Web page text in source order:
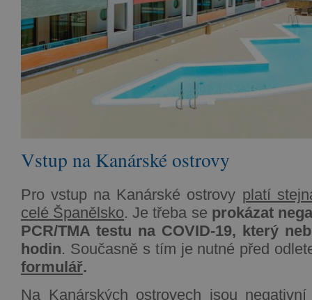
Vstup na Kanárské ostrovy
Pro vstup na Kanárské ostrovy platí
celé Španělsko. Je třeba se prokázat
PCR/TMA testu na COVID-19, který
hodin. Současně s tím je nutné před
formulář.
Na Kanárských ostrovech jsou